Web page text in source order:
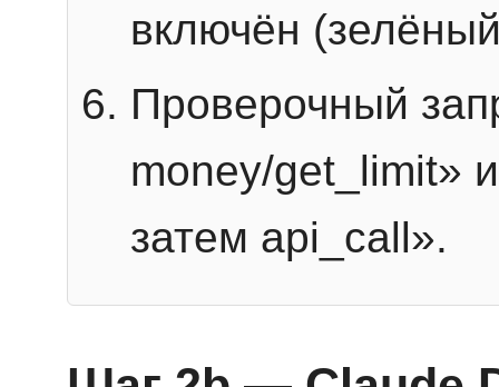
включён
Проверочный
money/get_limit»
затем api_call».